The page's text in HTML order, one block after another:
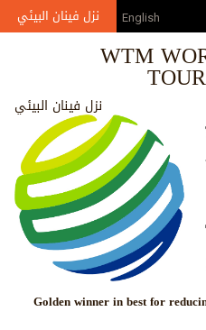
Jump to
English نزل فينان البيئي
WTM
نزل فينان البيئي
Golden winner in best for